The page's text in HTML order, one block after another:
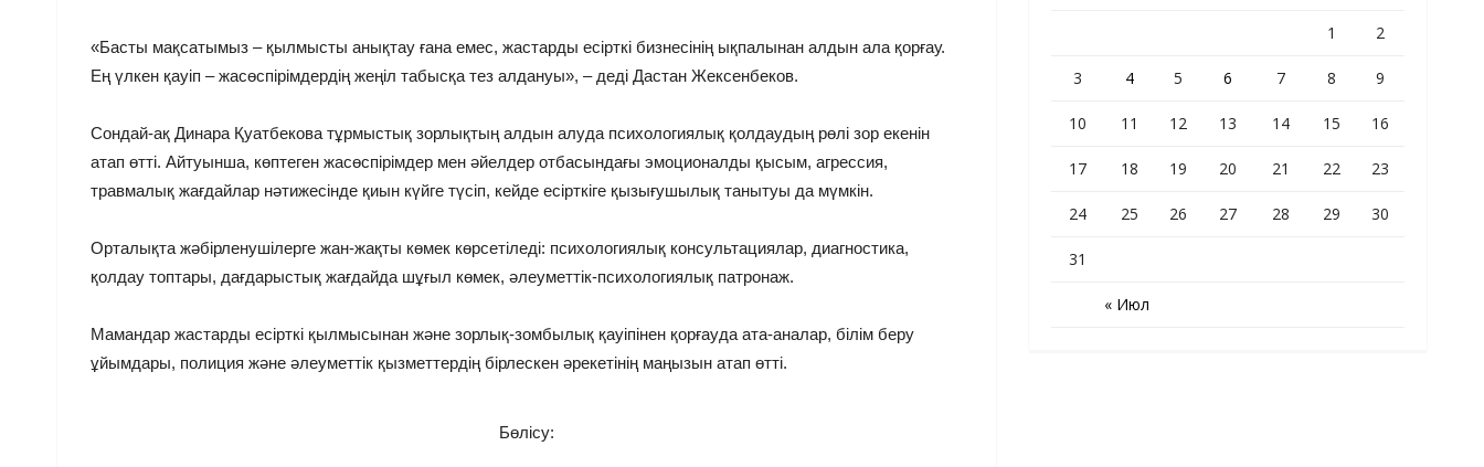
«Басты мақсатымыз – қылмысты анықтау ғана емес, жастарды есірткі бизнесінің ықпалынан алдын ала қорғау.
Ең үлкен қауіп – жасөспірімдердің жеңіл табысқа тез алдануы», – деді Дастан Жексенбеков.
Сондай-ақ Динара Қуатбекова тұрмыстық зорлықтың алдын алуда психологиялық қолдаудың рөлі зор екенін
атап өтті. Айтуынша, көптеген жасөспірімдер мен әйелдер отбасындағы эмоционалды қысым, агрессия,
травмалық жағдайлар нәтижесінде қиын күйге түсіп, кейде есірткіге қызығушылық танытуы да мүмкін.
Орталықта жәбірленушілерге жан-жақты көмек көрсетіледі: психологиялық консультациялар, диагностика,
қолдау топтары, дағдарыстық жағдайда шұғыл көмек, әлеуметтік-психологиялық патронаж.
Мамандар жастарды есірткі қылмысынан және зорлық-зомбылық қауіпінен қорғауда ата-аналар, білім беру
ұйымдары, полиция және әлеуметтік қызметтердің бірлескен әрекетінің маңызын атап өтті.
Бөлісу:
« Июл
1 2
3 4 5 6 7 8 9
10 11 12 13 14 15 16
17 18 19 20 21 22 23
24 25 26 27 28 29 30
31